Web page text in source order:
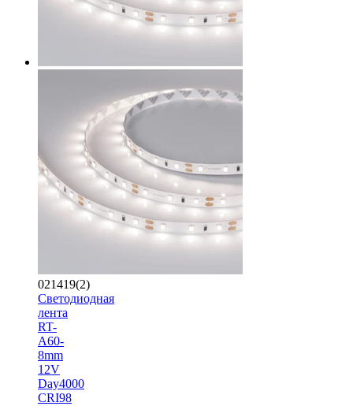
021419(2)
Светодиодная
лента
RT-
A60-
8mm
12V
Day4000
CRI98